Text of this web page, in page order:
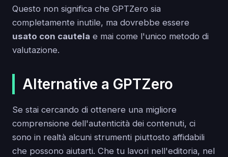
Questo non significa che GPTZero sia
completamente inutile, ma dovrebbe essere
usato con cautela e mai come l'unico metodo di
valutazione.
Alternative a GPTZero
Se stai cercando di ottenere una migliore
comprensione dell'autenticità dei contenuti, ci
sono in realtà alcuni strumenti piuttosto affidabili
che possono aiutarti. Che tu lavori nell'editoria, nel